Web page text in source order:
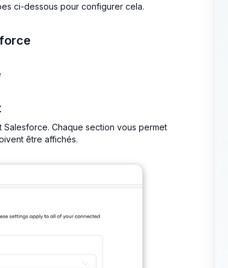
ci-dessous pour configurer cela.
Chaque section vous permet
être affichés.